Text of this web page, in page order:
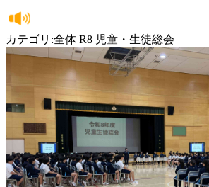
カテゴリ:全体 R8 児童・生徒総会